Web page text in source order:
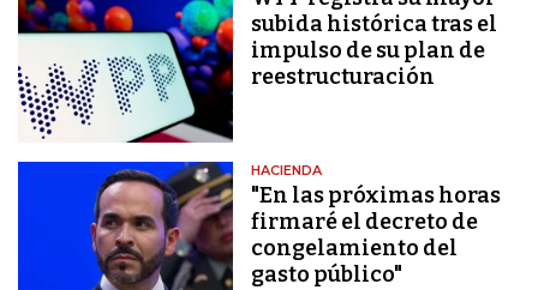
subida histórica tras el
impulso de su plan de
reestructuración
HACIENDA
"En las próximas horas
firmaré el decreto de
congelamiento del
gasto público"